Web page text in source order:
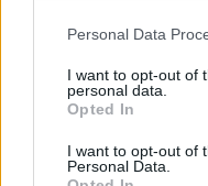
Please note that this
not limited to your visit
grant or deny consent
use your data for below
consent section.
Personal Data
I want to opt-out of
personal data.
Opted In
I want to opt-out of
Personal Data.
Kincsek
Panka_mesek•2026. február 15.
Estig rámoltunk,